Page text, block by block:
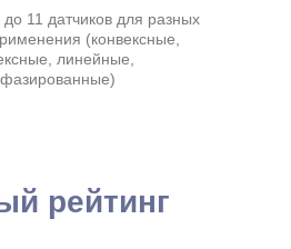
11 датчиков для разных
(конвексные,
линейные,
рейтинг